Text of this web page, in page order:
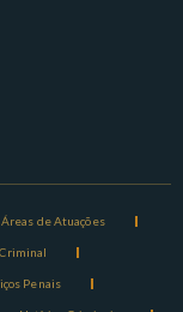
Áreas de Atuações
Penais